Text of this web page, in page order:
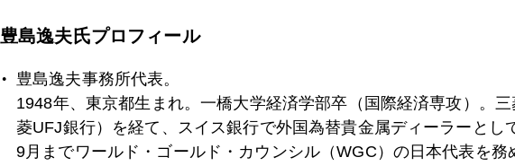
2023年01月26日 金現物小売価格が１万円になる日
豊島逸夫氏プロフィール
豊島逸夫事務所代表。
1948年、東京都生まれ。一橋大学経済学部卒（国際経済専攻）。
菱UFJ銀行）を経て、スイス銀行で外国為替貴金属ディーラーとし
9月までワールド・ゴールド・カウンシル（WGC）の日本代表を務